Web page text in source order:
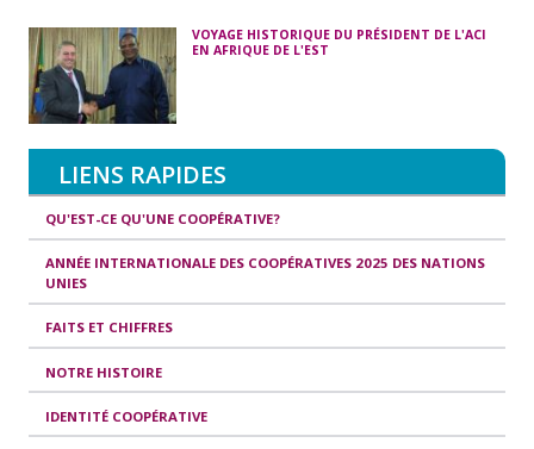
VOYAGE HISTORIQUE DU PRÉSIDENT DE L'ACI
EN AFRIQUE DE L'EST
LIENS RAPIDES
QU'EST-CE QU'UNE COOPÉRATIVE?
ANNÉE INTERNATIONALE DES COOPÉRATIVES 2025 DES NATIONS
UNIES
FAITS ET CHIFFRES
NOTRE HISTOIRE
IDENTITÉ COOPÉRATIVE